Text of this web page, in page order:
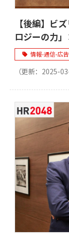
【後編】ビ
ロジーの力
方をつくる
情報-通信-広告
（更新： 2025-